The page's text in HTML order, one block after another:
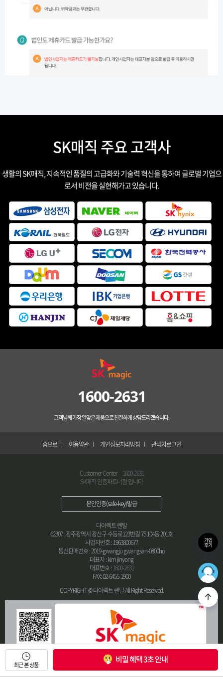
SK매직 주요 고객사
생활의 SK매직, 지속적인 품질의 고급화와 기술력 혁신을 통하여 글로벌 기업으
로서 비전을 실현해가고 있습니다.
1600-2631
고객님께 가장 알맞은 제품으로 친절하게 상담드리겠습니다.
홈으로 이용약관 개인정보처리방침 관리자로그인
Customer Center 1600-2631
SK매직 인증파트너점 입니다
본인인증(safe-key)발급
다이렉트 렌탈
62307 광주광역시 광산구 수등로123번길 75 104동 201호
사업자번호 : 1963800677
통신판매번호 : 2019-gwangju gwangsan-0800ho
대표자 : kim jinyong
대표번호 :1600-2631
FAX: 02-6455-1900
COPYRIGHT © 다이렉트 렌탈 All Right Reserved.
최근 본 상품
비밀 혜택 3초 안내
가입
후기
365
최적